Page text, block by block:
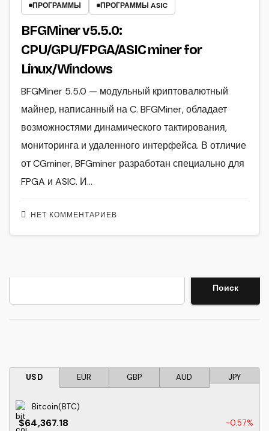
ПРОГРАММЫ
ПРОГРАММЫ ASIC
BFGMiner v5.5.0:
CPU/GPU/FPGA/ASIC miner for
Linux/Windows
НЕТ КОММЕНТАРИЕВ
BFGMiner 5.5.0 — модульный криптовалютный
майнер, написанный на C. BFGMiner, обладает
возможностями динамического тактирования,
мониторинга и удаленного интерфейса. В отличие
от CGminer, BFGminer разработан специально для
FPGA и ASIC. И…
Поиск
USD EUR GBP AUD JPY
Bitcoin(BTC)
$64,367.18 -0.57%